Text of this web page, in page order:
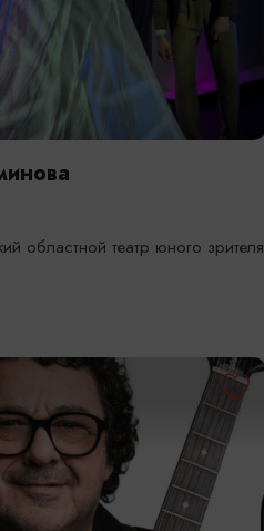
областной театр юного зрителя